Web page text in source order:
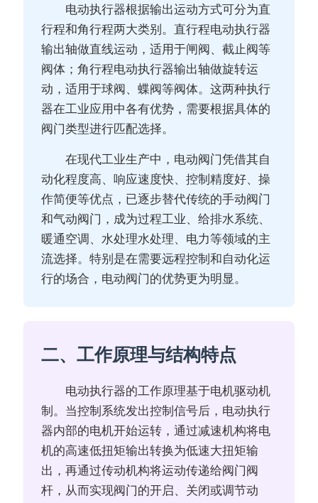
电动执行器根据输出运动方式可分为直
行程和角行程两大类别。直行程电动执行器
输出轴做直线运动，适用于闸阀、截止阀等
阀体；角行程电动执行器输出轴做旋转运
动，适用于球阀、蝶阀等阀体。这两种执行
器在工业应用中各有优势，需要根据具体的
阀门类型进行匹配选择。
在现代工业生产中，电动阀门凭借其自
动化程度高、响应速度快、控制精度好、操
作简便等优点，已逐步替代传统的手动阀门
和气动阀门，成为过程工业、给排水系统、
暖通空调、水处理水处理、电力等领域的主
流选择。特别是在需要远程控制和自动化运
行的场合，电动阀门的优势更为明显。
二、工作原理与结构特点
电动执行器的工作原理基于电机驱动机
制。当控制系统发出控制信号后，电动执行
器内部的电机开始运转，通过减速机构将电
机的高速低扭矩输出转换为低速大扭矩输
出，再通过传动机构将运动传递给阀门阀
杆，从而实现阀门的开启、关闭或调节动